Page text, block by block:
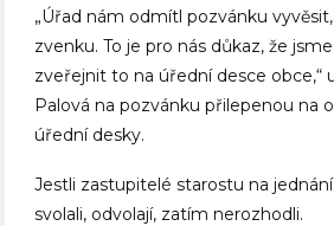
„Úřad nám odmítl pozvánku
zvenku. To je pro nás důkaz, že
zveřejnit to na úřední desce obce,“
Palová na pozvánku přilepenou na
úřední desky.
Jestli zastupitelé starostu na
svolali, odvolají, zatím nerozhodli.